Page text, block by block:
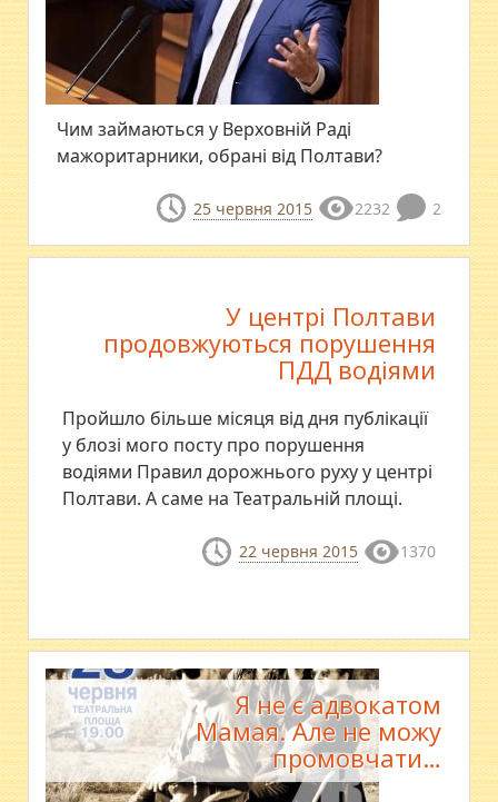
Чим займаються у Верховній Раді
мажоритарники, обрані від Полтави?
25 червня 2015 2232 2
У центрі Полтави
продовжуються порушення
ПДД водіями
Пройшло більше місяця від дня публікації
у блозі мого посту про порушення
водіями Правил дорожнього руху у центрі
Полтави. А саме на Театральній площі.
22 червня 2015 1370
Я не є адвокатом
Мамая. Але не можу
промовчати…